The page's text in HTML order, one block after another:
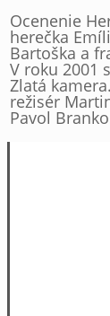
Ocenenie
herečka
Bartoška a
V roku 2001
Zlatá
režisér
Pavol